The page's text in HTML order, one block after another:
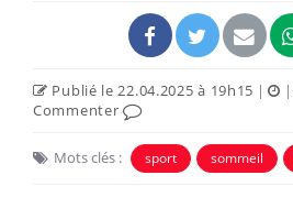
Publié le 22.04.2025 à 19h15 | |
Commenter
Mots clés : sport sommeil